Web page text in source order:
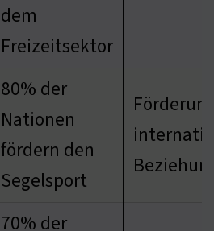
dem
Freizeitsektor
80% der
Nationen
fördern den
Segelsport
70% der